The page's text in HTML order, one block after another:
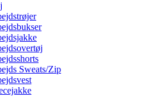
Sweats/Zip